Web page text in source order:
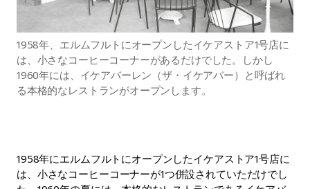
1958年、エルムフルトにオープンしたイケアストア1号店に
は、小さなコーヒーコーナーがあるだけでした。しかし
1960年には、イケアバーレン（ザ・イケアバー）と呼ばれ
る本格的なレストランがオープンします。
1958年にエルムフルトにオープンしたイケアストア1号店に
は、小さなコーヒーコーナーが1つ併設されていただけでし